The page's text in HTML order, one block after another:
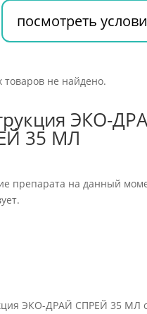
посмотреть
товаров не найдено.
ЭКО-
35 МЛ
препарата на данный
ЭКО-ДРАЙ СПРЕЙ 35 МЛ